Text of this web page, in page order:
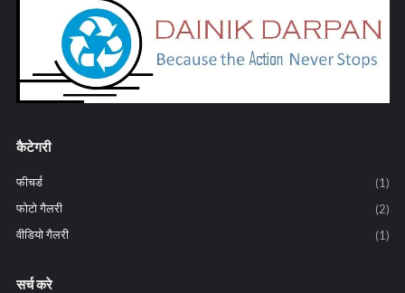
कैटेगरी
फीचर्ड
(1)
फोटो गैलरी
(2)
वीडियो गैलरी
(1)
सर्च करे